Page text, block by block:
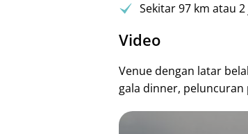
Sekitar 97 km atau
Video
Venue dengan latar
gala dinner, peluncuran